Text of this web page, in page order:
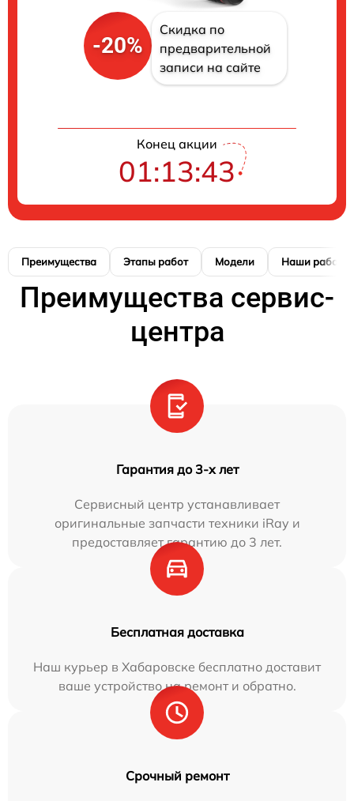
-20%
Скидка по
предварительной
записи на сайте
Конец акции
01:13:42
Преимущества Этапы работ Модели Наши работы
Преимущества сервис-
центра
Гарантия до 3-х лет
Сервисный центр устанавливает
оригинальные запчасти техники iRay и
предоставляет гарантию до 3 лет.
Бесплатная доставка
Наш курьер в Хабаровске бесплатно доставит
ваше устройство на ремонт и обратно.
Срочный ремонт